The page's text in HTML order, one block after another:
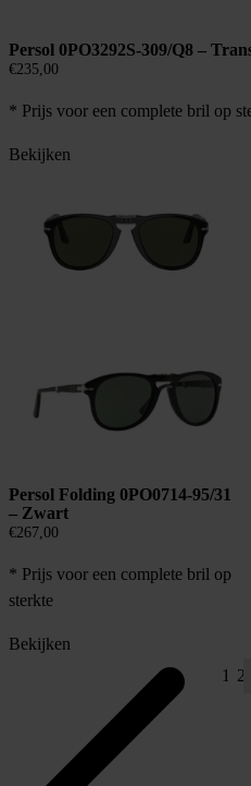
Persol 0PO3292S-309/Q8 –
€235,00
* Prijs voor een complete bril op
Bekijken
Persol Folding 0PO0714-95/31
– Zwart
€267,00
* Prijs voor een complete bril op
sterkte
Bekijken
1 2